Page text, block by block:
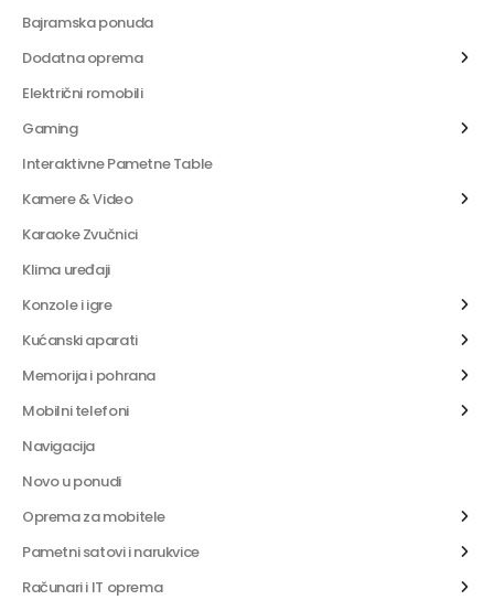
Bajramska ponuda
Dodatna oprema
Električni romobili
Gaming
Interaktivne Pametne Table
Kamere & Video
Karaoke Zvučnici
Klima uređaji
Konzole i igre
Kućanski aparati
Memorija i pohrana
Mobilni telefoni
Navigacija
Novo u ponudi
Oprema za mobitele
Pametni satovi i narukvice
Računari i IT oprema